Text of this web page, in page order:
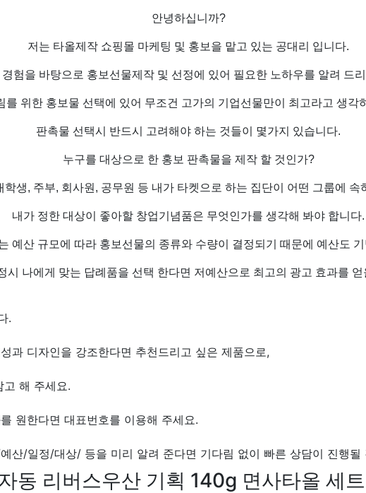
안녕하십니까?
저는 타올제작 쇼핑몰 마케팅 및 홍보을 맡고 있는 공대리 입니다.
경험을 바탕으로 홍보선물제작 및 선정에 있어 필요한 노하우를 알려 드
를 위한 홍보물 선택에 있어 무조건 고가의 기업선물만이 최고라고 생각
판촉물 선택시 반드시 고려해야 하는 것들이 몇가지 있습니다.
누구를 대상으로 한 홍보 판촉물을 제작 할 것인가?
학생, 주부, 회사원, 공무원 등 내가 타켓으로 하는 집단이 어떤 그룹에
내가 정한 대상이 좋아할 창업기념품은 무엇인가를 생각해 봐야 합니다.
예산 규모에 따라 홍보선물의 종류와 수량이 결정되기 때문에 예산도
시 나에게 맞는 답례품을 선택 한다면 저예산으로 최고의 광고 효과를
.
과 디자인을 강조한다면 추천드리고 싶은 제품으로,
해 주세요.
원한다면 대표번호를 이용해 주세요.
산/일정/대상/ 등을 미리 알려 준다면 기다림 없이 빠른 상담이 진행될
동 리버스우산 기획 140g 면사타올 세트